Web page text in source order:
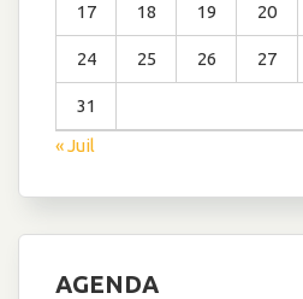
17 18 19 20
24 25 26 27
31
« Juil
AGENDA